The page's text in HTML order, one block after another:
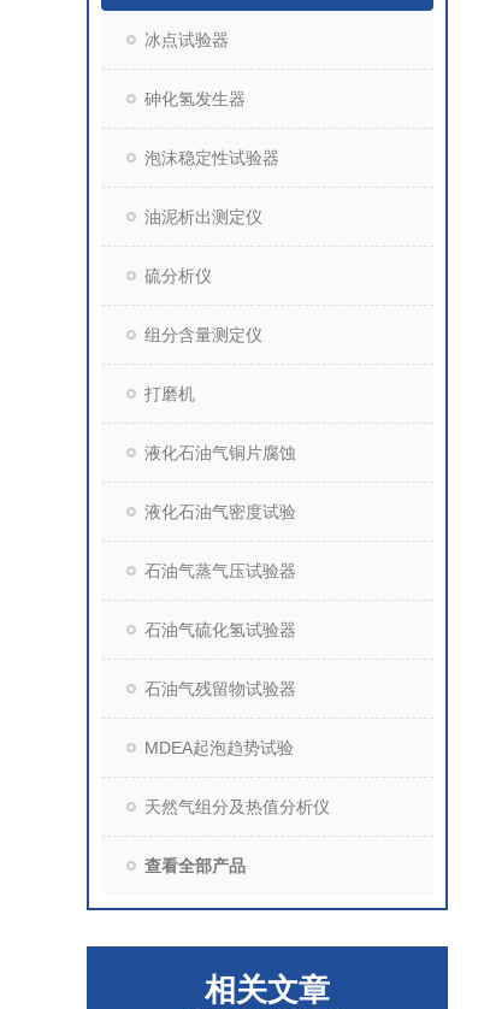
冰点试验器
砷化氢发生器
泡沫稳定性试验器
油泥析出测定仪
硫分析仪
组分含量测定仪
打磨机
液化石油气铜片腐蚀
液化石油气密度试验
石油气蒸气压试验器
石油气硫化氢试验器
石油气残留物试验器
MDEA起泡趋势试验
天然气组分及热值分析仪
查看全部产品
相关文章